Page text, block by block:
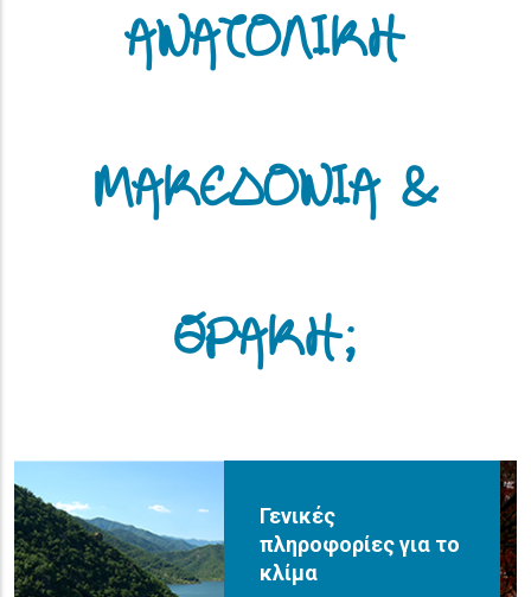
ΑΝΑΤΟΛΙΚΗ
ΜΑΚΕΔΟΝΙΑ &
ΘΡΑΚΗ;
Γενικές
πληροφορίες για το
κλίμα